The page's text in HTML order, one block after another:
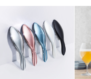
紙袋
お渡し用の紙袋です。
商品に合わせたサイズを